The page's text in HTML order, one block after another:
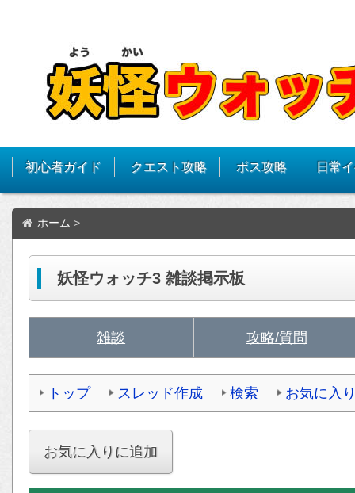
初心者ガイド クエスト攻略 ボス攻略 日常
ホーム >
妖怪ウォッチ3 雑談掲示板
雑談 攻略/質問
トップ スレッド作成 検索 お気に入